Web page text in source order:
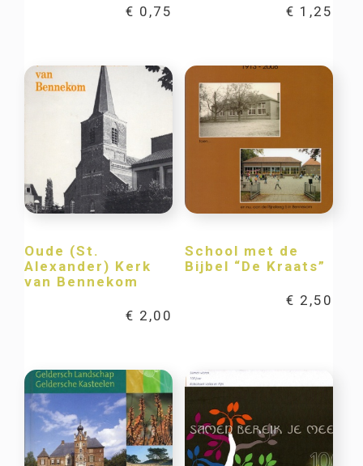
€ 0,75 € 1,25
Oude (St.
Alexander) Kerk
van Bennekom
€ 2,00
School met de
Bijbel “De Kraats”
€ 2,50